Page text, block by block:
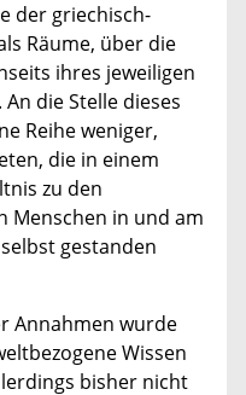
der griechisch-
Räume, über die
ihres jeweiligen
die Stelle dieses
Reihe weniger,
die in einem
zu den
Menschen in und am
gestanden
Annahmen wurde
Wissen
bisher nicht